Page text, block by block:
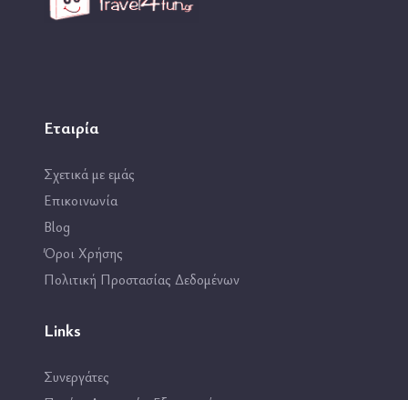
Εταιρία
Σχετικά με εμάς
Επικοινωνία
Blog
Όροι Χρήσης
Πολιτική Προστασίας Δεδομένων
Links
Συνεργάτες